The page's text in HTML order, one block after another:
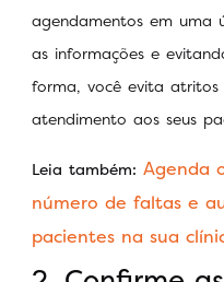
agendamentos em uma
as informações e
forma, você evita
atendimento aos seus
Leia também: Agenda
número de faltas e
pacientes na sua